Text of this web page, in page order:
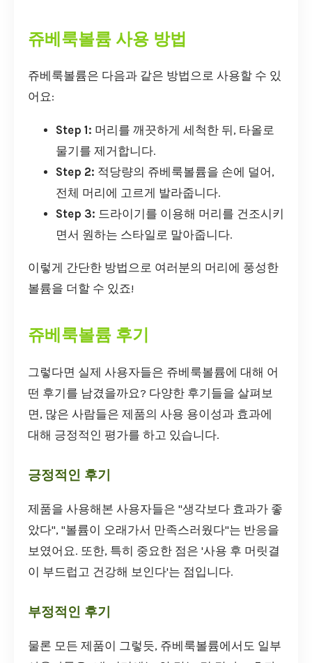
쥬베룩볼륨 사용 방법
쥬베룩볼륨은 다음과 같은 방법으로 사용할 수 있
어요:
Step 1: 머리를 깨끗하게 세척한 뒤, 타올로
물기를 제거합니다.
Step 2: 적당량의 쥬베룩볼륨을 손에 덜어,
전체 머리에 고르게 발라줍니다.
Step 3: 드라이기를 이용해 머리를 건조시키
면서 원하는 스타일로 말아줍니다.
이렇게 간단한 방법으로 여러분의 머리에 풍성한
볼륨을 더할 수 있죠!
쥬베룩볼륨 후기
그렇다면 실제 사용자들은 쥬베룩볼륨에 대해 어
떤 후기를 남겼을까요? 다양한 후기들을 살펴보
면, 많은 사람들은 제품의 사용 용이성과 효과에
대해 긍정적인 평가를 하고 있습니다.
긍정적인 후기
제품을 사용해본 사용자들은 "생각보다 효과가 좋
았다", "볼륨이 오래가서 만족스러웠다"는 반응을
보였어요. 또한, 특히 중요한 점은 '사용 후 머릿결
이 부드럽고 건강해 보인다'는 점입니다.
부정적인 후기
물론 모든 제품이 그렇듯, 쥬베룩볼륨에서도 일부